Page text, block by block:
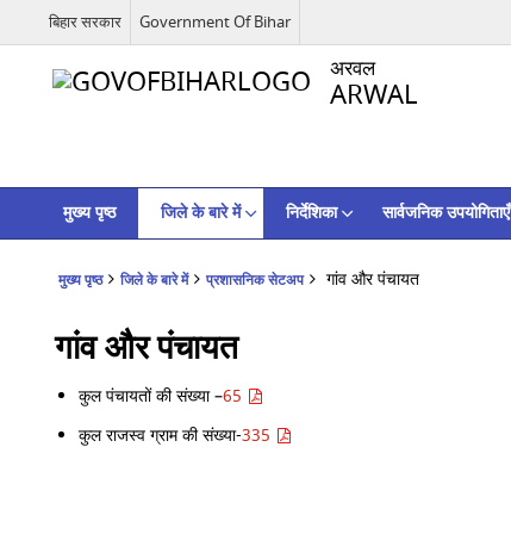
बिहार सरकार Government Of Bihar
अरवल
ARWAL
मुख्य पृष्ठ जिले के बारे में निर्देशिका सार्वजनिक उपयोगिताएँ
मुख्य पृष्ठ जिले के बारे में प्रशासनिक सेटअप गांव और पंचायत
गांव और पंचायत
कुल पंचायतों की संख्या –65
कुल राजस्व ग्राम की संख्या-335